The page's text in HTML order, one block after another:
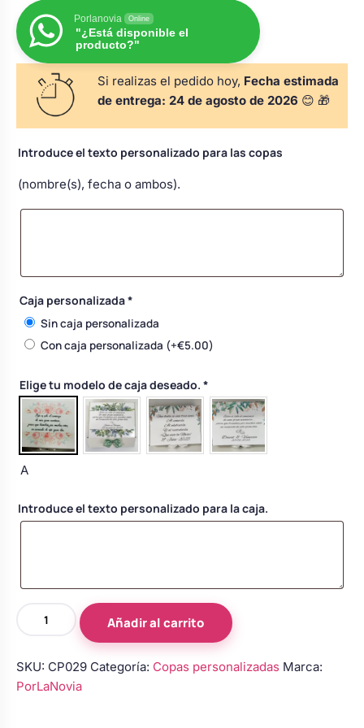
para arras
alianzas
damas de honor
bebé boda
floral coche
Perchas de comunión
personalizadas
Rasca y Gana para Comunión:
Sorpresas y Diversión
Bolsos personalizados
Neceseres personalizados
Otros regalos
Ver todo
Porlanovia Online
"¿Está disponible el
producto?"
Si realizas el pedido hoy, Fecha estimada
de entrega: 24 de agosto de 2026 😊 🎁
Introduce el texto personalizado para las copas
(nombre(s), fecha o ambos).
Caja personalizada*
Sin caja personalizada
Con caja personalizada (+€5.00)
Elige tu modelo de caja deseado. *
A
Introduce el texto personalizado para la caja.
personalizadas
en
Añadir al carrito
SKU: CP029 Categoría: Copas personalizadas Marca:
PorLaNovia